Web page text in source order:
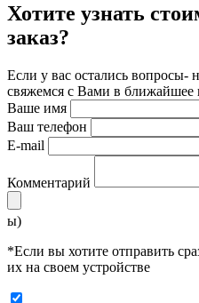
Хотите узнать
заказ?
Если у вас остались
свяжемся с Вами в ближайшее
Ваше имя
Ваш телефон
E-mail
Комментарий
ы)
*Если вы хотите отправить
их на своем устройстве